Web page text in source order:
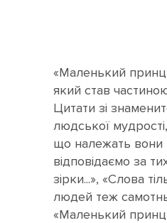
«Маленький
який став
Цитати зі
людської
що належать вони
відповідаємо за
зірки...», «Слова
людей теж
«Маленький